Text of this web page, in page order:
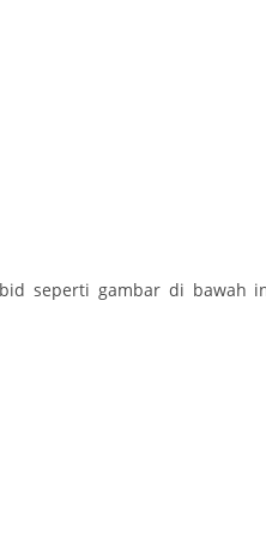
seperti gambar di bawah